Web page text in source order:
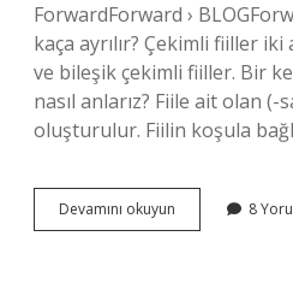
ForwardForward ›
kaça ayrılır? Çekimli fiiller
ve bileşik çekimli fiiller. Bir
nasıl anlarız? Fiile ait olan (-
oluşturulur. Fiilin koşula
Devamını okuyun
Fiil
8